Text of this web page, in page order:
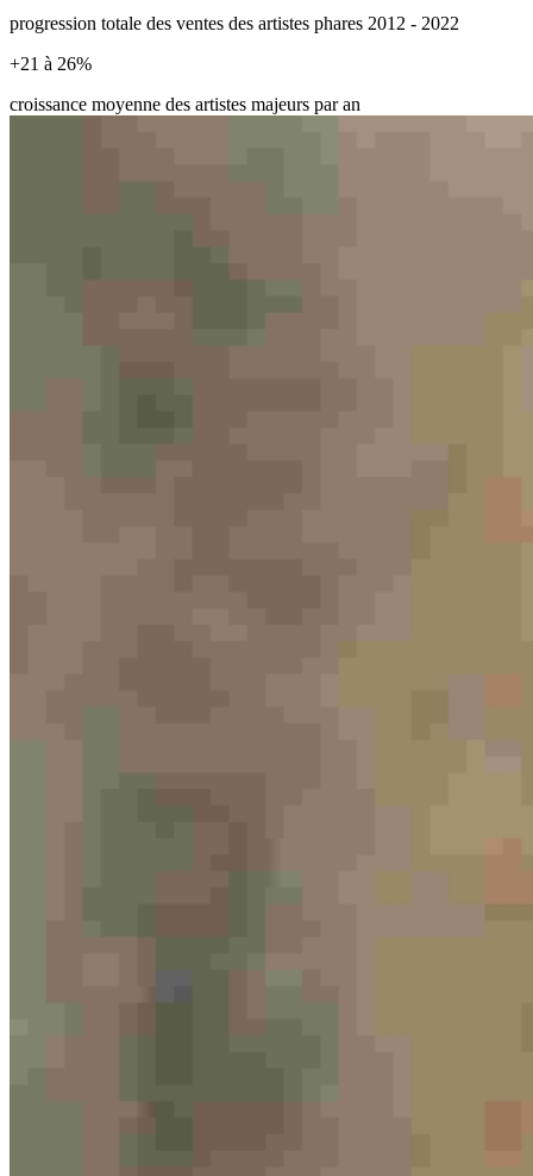
progression totale des ventes des artistes phares 2012 - 2022
+21 à 26%
croissance moyenne des artistes majeurs par an